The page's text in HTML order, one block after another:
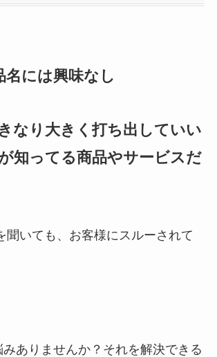
名には興味なし
なり大きく打ち出していい
知ってる商品やサービスだ
聞いても、お客様にスルーされて
みありませんか？それを解決できる